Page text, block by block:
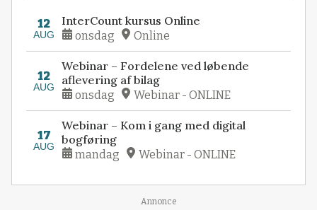
12
AUG
InterCount kursus Online
onsdag Online
12
AUG
Webinar – Fordelene ved løbende
aflevering af bilag
onsdag Webinar - ONLINE
17
AUG
Webinar – Kom i gang med digital
bogføring
mandag Webinar - ONLINE
Annonce